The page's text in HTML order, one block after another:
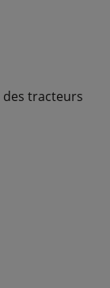
des tracteurs